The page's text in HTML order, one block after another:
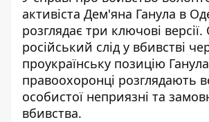
активіста Дем'яна Ганула в
розглядає три ключові
російський слід у вбивстві
проукраїнську позицію
правоохоронці розглядають
особистої неприязні та
вбивства.